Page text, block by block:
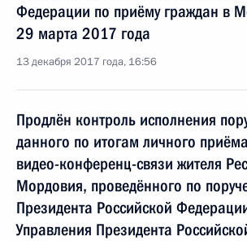
Федерации по приёму граждан в
29 марта 2017 года
13 декабря 2017 года, 16:56
Продлён контроль исполнения
данного по итогам личного
видео-конференц-связи жителя
Мордовия, проведённого по
Президента Российской
Управления Президента